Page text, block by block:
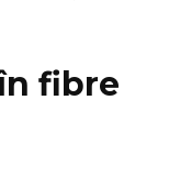
fibre